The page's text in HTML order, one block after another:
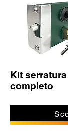
Kit
completo